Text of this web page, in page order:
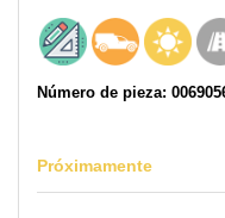
Número de pieza:
Próximamente